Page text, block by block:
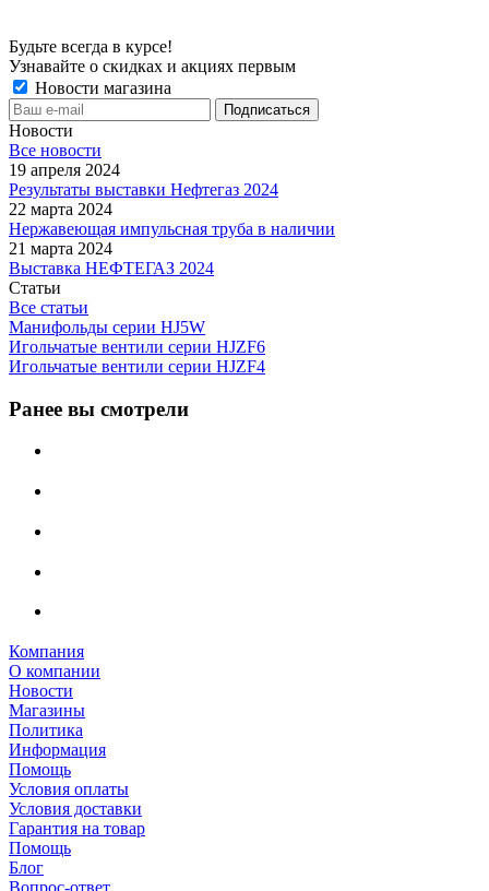
Будьте всегда в курсе!
Узнавайте о скидках и акциях первым
Новости магазина
Новости
Все новости
19 апреля 2024
Результаты выставки Нефтегаз 2024
22 марта 2024
Нержавеющая импульсная труба в наличии
21 марта 2024
Выставка НЕФТЕГАЗ 2024
Статьи
Все статьи
Манифольды серии HJ5W
Игольчатые вентили серии HJZF6
Игольчатые вентили серии HJZF4
Ранее вы смотрели
Компания
О компании
Новости
Магазины
Политика
Информация
Помощь
Условия оплаты
Условия доставки
Гарантия на товар
Помощь
Блог
Вопрос-ответ